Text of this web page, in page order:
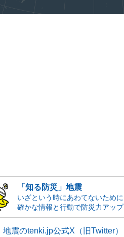
「知る防災」地震
いざという時にあわてないために
確かな情報と行動で防災力アップ
地震のtenki.jp公式X（旧Twitter）